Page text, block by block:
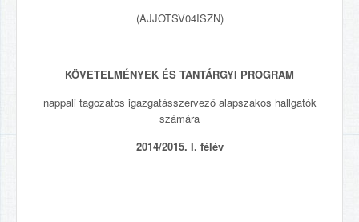
(AJJOTSV04ISZN)
KÖVETELMÉNYEK ÉS TANTÁRGYI PROGRAM
nappali tagozatos igazgatásszervező alapszakos hallgatók
számára
2014/2015. I. félév